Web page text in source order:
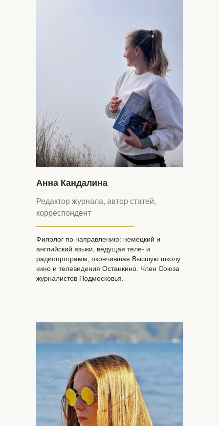
Анна Кандалина
Редактор журнала, автор статей,
корреспондент
Филолог по направлению: немецкий и
английский языки, ведущая теле- и
радиопрограмм, окончившая Высшую школу
кино и телевидения Останкино. Член Союза
журналистов Подмосковья.